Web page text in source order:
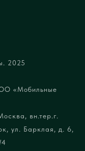
2025
«Мобильные
вн.тер.г.
ул. Барклая, д. 6,